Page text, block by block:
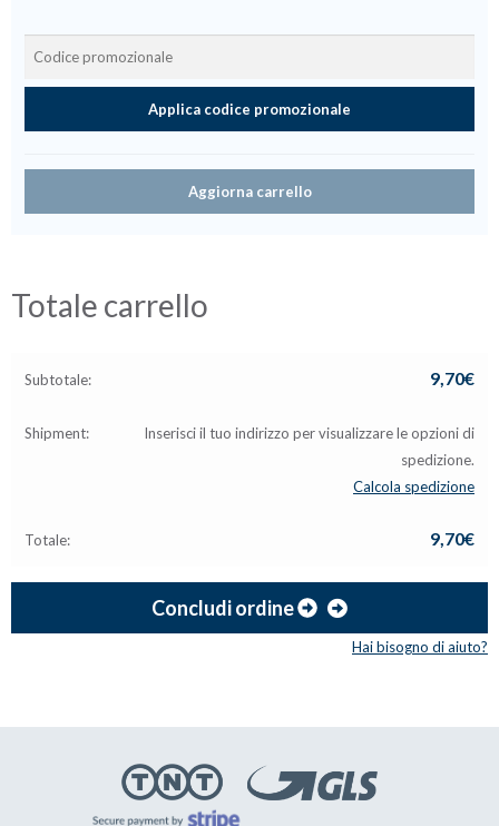
Applica codice promozionale
Aggiorna carrello
Totale carrello
9,70€
Inserisci il tuo indirizzo per visualizzare le opzioni di
spedizione.
Calcola spedizione
9,70€
Concludi ordine
Hai bisogno di aiuto?